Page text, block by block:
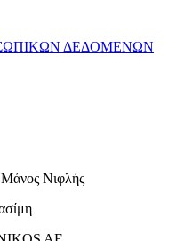
ΔΕΔΟΜΕΝΩΝ
Μάνος Νιφλής